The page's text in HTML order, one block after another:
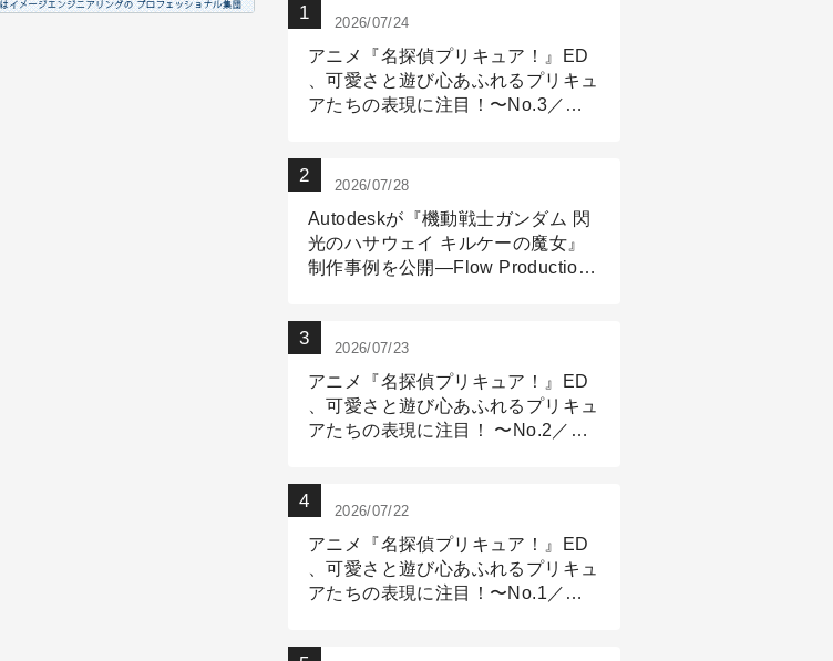
2026/07/24
アニメ『名探偵プリキュア！』ED
、可愛さと遊び心あふれるプリキュ
アたちの表現に注目！〜No.3／ア
2026/07/28
Autodeskが『機動戦士ガンダム 閃
光のハサウェイ キルケーの魔女』
制作事例を公開―Flow Production
2026/07/23
アニメ『名探偵プリキュア！』ED
、可愛さと遊び心あふれるプリキュ
アたちの表現に注目！ 〜No.2／モ
2026/07/22
アニメ『名探偵プリキュア！』ED
、可愛さと遊び心あふれるプリキュ
アたちの表現に注目！〜No.1／演